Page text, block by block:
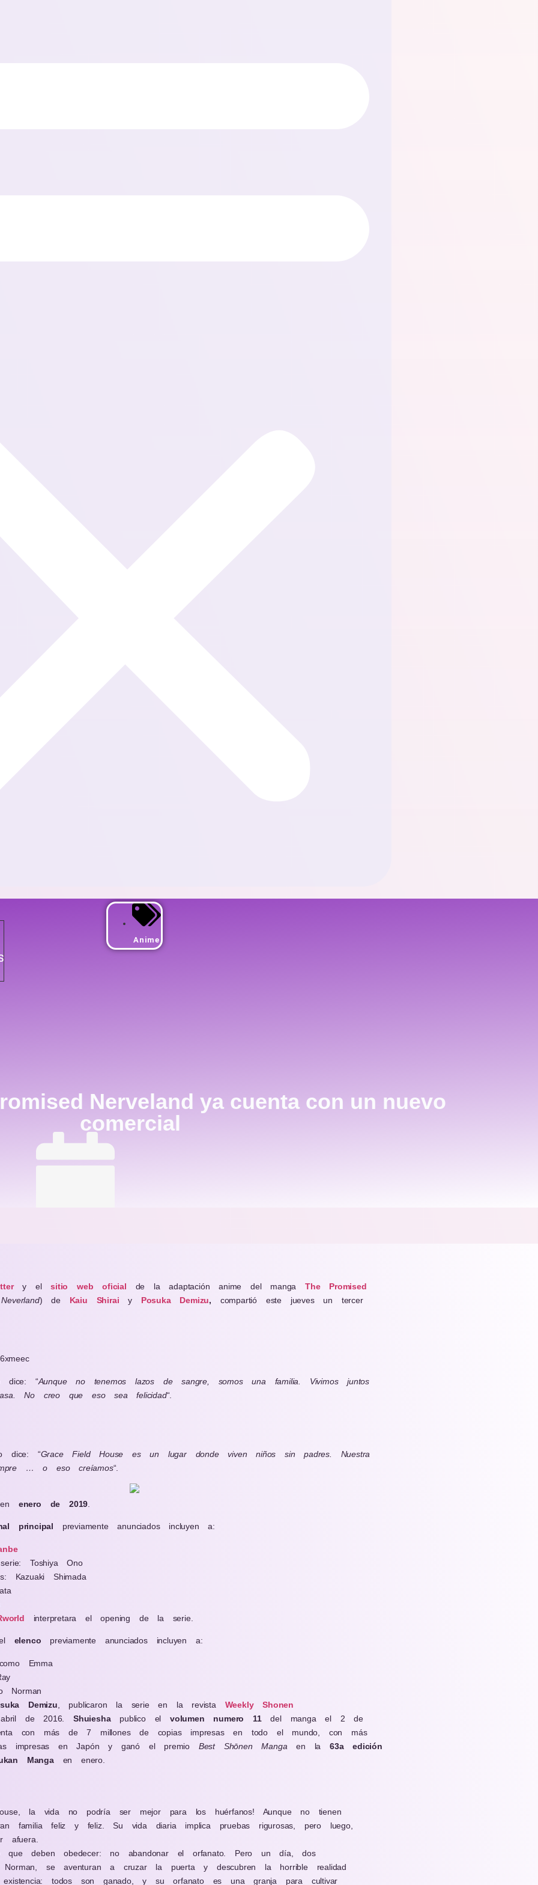
Anime
Nerveland ya cuenta con un nuevo
comercial
y elsitio web oficial de la adaptación anime del mangaThe Promised
) de Kaiu Shirai y Posuka Demizu, compartió este jueves un tercer
dice: “Aunque no tenemos lazos de sangre, somos una familia. Vivimos juntos
No creo que eso sea felicidad“.
dice: “Grace Field House es un lugar donde viven niños sin padres. Nuestra
… o eso creíamos“.
enero de 2019
principal previamente anunciados incluyen a:
Toshiya Ono
Kazuaki Shimada
interpretara el opening de la serie.
elenco previamente anunciados incluyen a:
Emma
Norman
Demizu , publicaron la serie en la revista Weekly Shonen
de 2016.Shuiesha publico elvolumen numero 11del manga el 2 de
con más de 7 millones de copias impresas en todo el mundo, con más
impresas en Japón y ganó el premio Best Shōnen Manga en la63a edición
Mangaen enero.
la vida no podría ser mejor para los huérfanos! Aunque no tienen
familia feliz y feliz. Su vida diaria implica pruebas rigurosas, pero luego,
afuera.
que deben obedecer: no abandonar el orfanato. Pero un día, dos
Norman, se aventuran a cruzar la puerta y descubren la horrible realidad
todos son ganado, y su orfanato es una granja para cultivar